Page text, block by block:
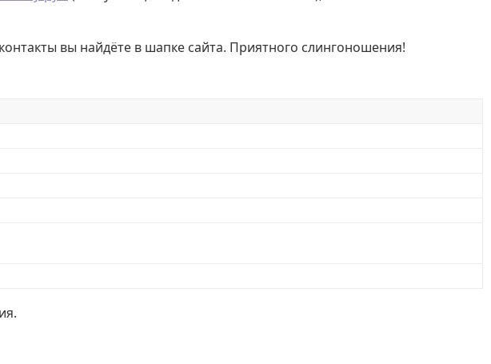
вы найдёте в шапке сайта. Приятного слингоношения!